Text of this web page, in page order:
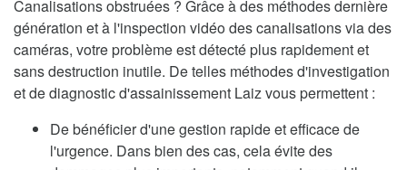
Canalisations obstruées ? Grâce à des méthodes dernière
génération et à l'inspection vidéo des canalisations via des
caméras, votre problème est détecté plus rapidement et
sans destruction inutile. De telles méthodes d'investigation
et de diagnostic d'assainissement Laiz vous permettent :
De bénéficier d'une gestion rapide et efficace de
l'urgence. Dans bien des cas, cela évite des